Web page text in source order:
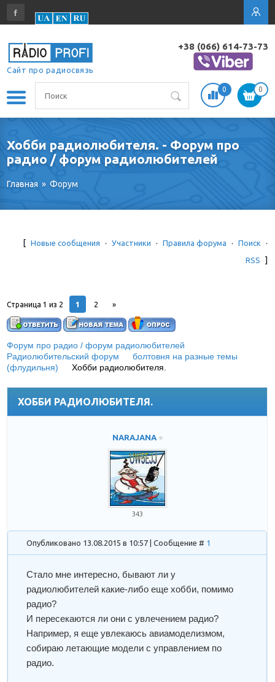
Сайт про радиосвязь
+38 (066) 614-73-73
0 0
Хобби радиолюбителя. - Форум про
радио / форум радиолюбителей
Главная » Форум
[ Новые сообщения · Участники · Правила форума · Поиск
·
RSS
]
Страница1 из 2 1 2 »
Форум про радио / форум радиолюбителей
Радиолюбительский форум
болтовня на разные темы
(флудильня)
Хобби радиолюбителя.
ХОББИ РАДИОЛЮБИТЕЛЯ.
NARAJANA
343
Опубликовано 13.08.2015 в 10:57 | Сообщение # 1
Стало мне интересно, бывают ли у
радиолюбителей какие-либо еще хобби, помимо
радио?
И пересекаются ли они с увлечением радио?
Например, я еще увлекаюсь авиамоделизмом,
собираю летающие модели с управлением по
радио.